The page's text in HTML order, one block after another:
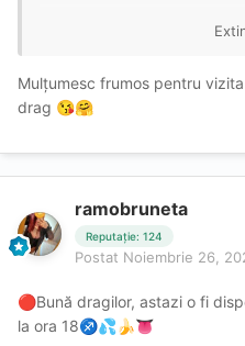
Pauză de țigare apă , totul
amatori bbw , locație
Mulțumesc frumos pentru
drag 😘🤗
ramobruneta
Reputație: 124
Postat Noiembrie 26,
🔴Bună dragilor, astazi o fi
la ora 18♐💦 🍌👅